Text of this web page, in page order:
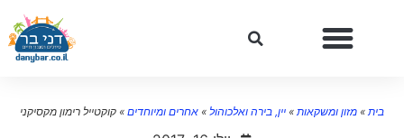
»מזון ומשקאות»יין, בירה ואלכוהול»אחרים ומיוחדים»קוקטייל רימון מקסיקני